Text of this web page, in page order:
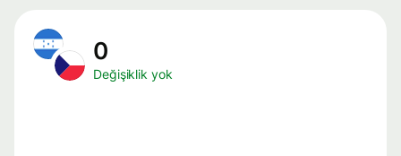
0
Değişiklik yok